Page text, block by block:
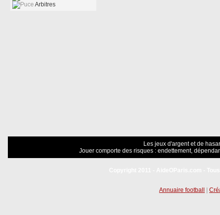
Arbitres
Les jeux d'argent et de
Jouer comporte des risques : endettement,
Annuaire football